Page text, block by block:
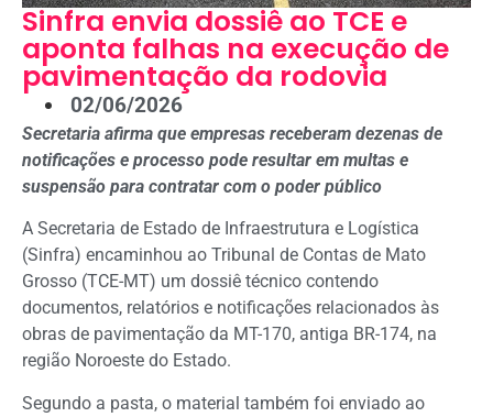
Sinfra envia dossiê ao TCE e
aponta falhas na execução de
pavimentação da rodovia
02/06/2026
Secretaria afirma que empresas receberam dezenas de
notificações e processo pode resultar em multas e
suspensão para contratar com o poder público
A Secretaria de Estado de Infraestrutura e Logística
(Sinfra) encaminhou ao Tribunal de Contas de Mato
Grosso (TCE-MT) um dossiê técnico contendo
documentos, relatórios e notificações relacionados às
obras de pavimentação da MT-170, antiga BR-174, na
região Noroeste do Estado.
Segundo a pasta, o material também foi enviado ao